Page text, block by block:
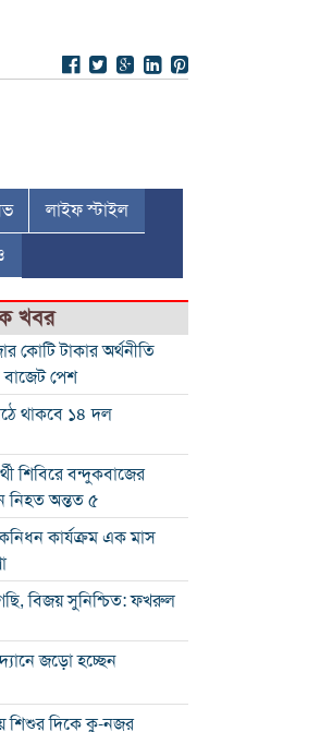
লাইফ স্টাইল
খবর
কোটি টাকার অর্থনীতি
পেশ
থাকবে ১৪ দল
শিবিরে বন্দুকবাজের
নিহত অন্তত ৫
কার্যক্রম এক মাস
বিজয় সুনিশ্চিত: ফখরুল
জড়ো হচ্ছেন
শিশুর দিকে কু-নজর